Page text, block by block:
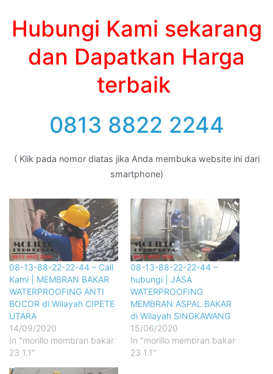
Hubungi Kami sekarang
dan Dapatkan Harga
terbaik
0813 8822 2244
( Klik pada nomor diatas jika Anda membuka website ini dari
smartphone)
08-13-88-22-22-44 – Call
Kami | MEMBRAN BAKAR
WATERPROOFING ANTI
BOCOR di Wilayah CIPETE
UTARA
14/09/2020
In "morillo membran bakar
23 1.1"
08-13-88-22-22-44 –
hubungi | JASA
WATERPROOFING
MEMBRAN ASPAL BAKAR
di Wilayah SINGKAWANG
15/06/2020
In "morillo membran bakar
23 1.1"